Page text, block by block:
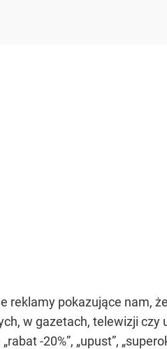
pokazujące nam,
w gazetach, telewizji czy
-20%”, „upust”,